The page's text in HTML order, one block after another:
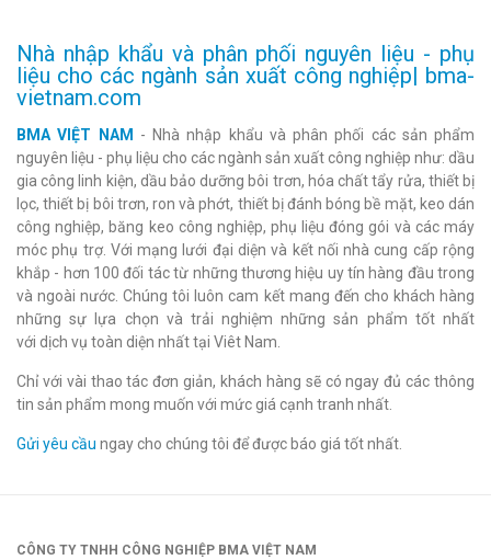
Nhà nhập khẩu và phân phối nguyên liệu - phụ
liệu cho các ngành sản xuất công nghiệp| bma-
vietnam.com
BMA VIỆT NAM
- Nhà nhập khẩu và phân phối các sản phẩm
nguyên liệu - phụ liệu cho các ngành sản xuất công nghiệp như: dầu
gia công linh kiện, dầu bảo dưỡng bôi trơn, hóa chất tẩy rửa, thiết bị
lọc, thiết bị bôi trơn, ron và phớt, thiết bị đánh bóng bề mặt, keo dán
công nghiệp, băng keo công nghiệp, phụ liệu đóng gói và các máy
móc phụ trợ. Với mạng lưới đại diện và kết nối nhà cung cấp rộng
khắp - hơn 100 đối tác từ những thương hiệu uy tín hàng đầu trong
và ngoài nước. Chúng tôi luôn cam kết mang đến cho khách hàng
những sự lựa chọn và trải nghiệm những sản phẩm tốt nhất
với dịch vụ toàn diện nhất tại Viêt Nam.
Chỉ với vài thao tác đơn giản, khách hàng sẽ có ngay đủ các thông
tin sản phẩm mong muốn với mức giá cạnh tranh nhất.
Gửi yêu cầu ngay cho chúng tôi để được báo giá tốt nhất.
CÔNG TY TNHH CÔNG NGHIỆP BMA VIỆT NAM